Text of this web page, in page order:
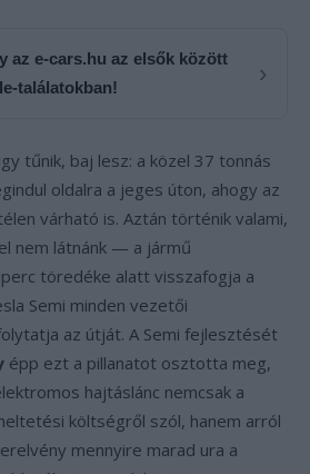
az e-cars.hu az elsők között
találatokban!
›
tűnik, baj lesz: a közel 37 tonnás
oldalra a jeges úton, ahogy az
várható is. Aztán történik valami,
nem látnánk — a jármű
töredéke alatt visszafogja a
Semi minden vezetői
az útját. A Semi fejlesztését
épp ezt a pillanatot osztotta meg,
hajtáslánc nemcsak a
költségről szól, hanem arról
mennyire marad ura a